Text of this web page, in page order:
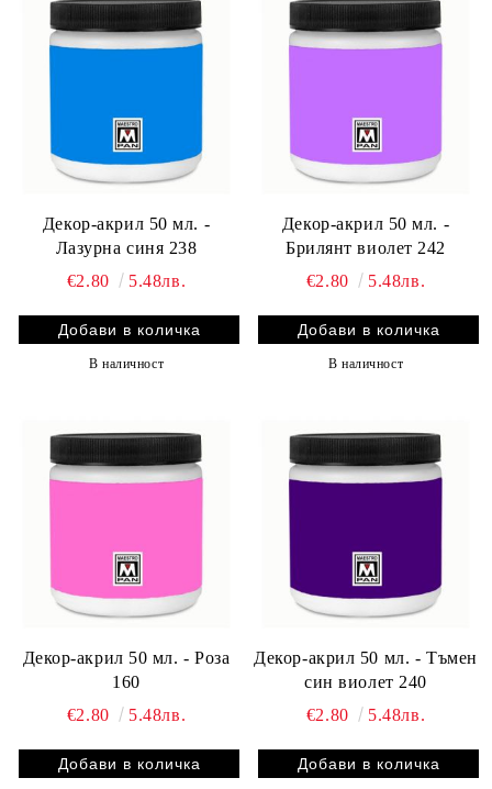
Декор-акрил 50 мл. -
Лазурна синя 238
€2.80
5.48лв.
В наличност
Декор-акрил 50 мл. -
Брилянт виолет 242
€2.80
5.48лв.
В наличност
Декор-акрил 50 мл. - Роза
160
€2.80
5.48лв.
Декор-акрил 50 мл. - Тъмен
син виолет 240
€2.80
5.48лв.